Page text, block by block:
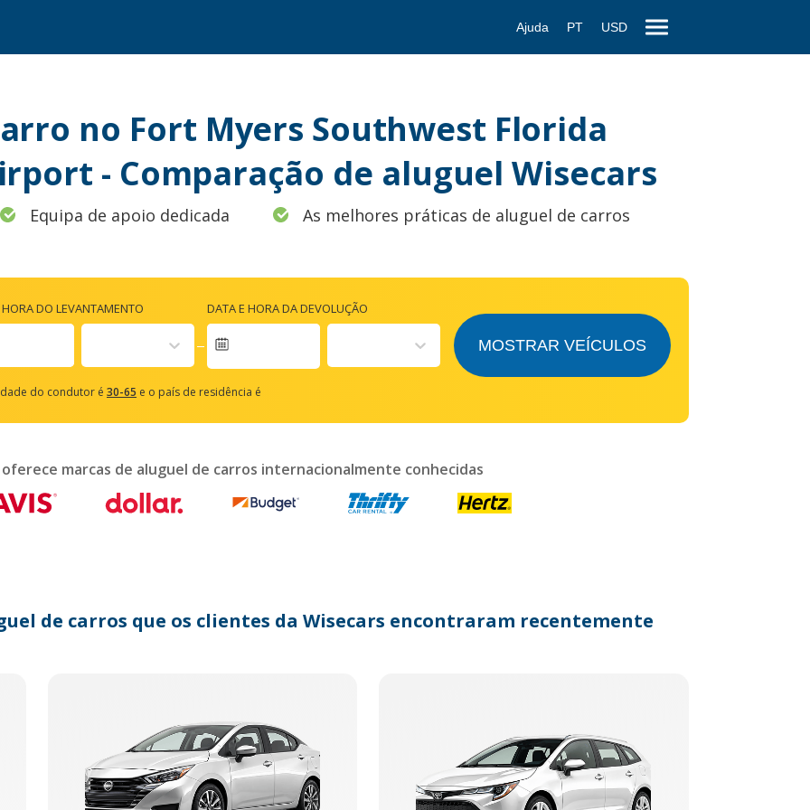
Ajuda PT USD
no Fort Myers Southwest Florida
- Comparação de aluguel Wisecars
Equipa de apoio dedicada As melhores práticas de aluguel de carros
DO LEVANTAMENTO DATA E HORA DA DEVOLUÇÃO
do condutor é30-65 e o país de residência é
MOSTRAR VEÍCULOS
oferece marcas de aluguel de carros internacionalmente conhecidas
de carros que os clientes da Wisecars encontraram recentemente